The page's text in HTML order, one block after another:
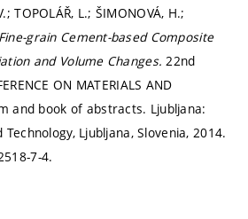
TOPOLÁŘ, L.; ŠIMONOVÁ, H.;
grain Cement-based Composite
and Volume Changes.22nd
ON MATERIALS AND
and book of abstracts. Ljubljana:
Ljubljana, Slovenia, 2014.
7-4.